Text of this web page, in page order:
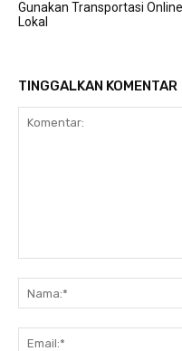
Gunakan Transportasi Online
Lokal
TINGGALKAN KOMENTAR